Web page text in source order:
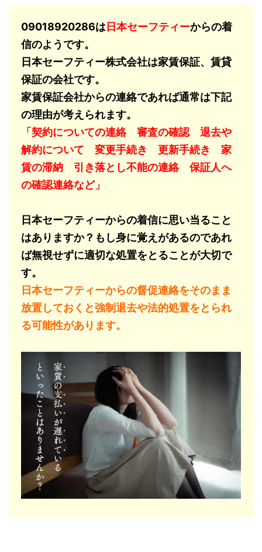
09018920286は日本セーフティーからの着
信のようです。
日本セーフティー株式会社は家賃保証、賃貸
保証の会社です。
家賃保証会社からの連絡であれば通常は下記
の理由が考えられます。
「契約についての連絡 審査の確認 退去や
解約について 変更手続き 更新手続き 家
賃の滞納 引き落とし不能の連絡 保証人へ
の確認連絡など」
日本セーフティーからの着信に思い当ること
はありますか？もし身に覚えがあるのであれ
ば無視せずに適切な処置をとることが大切で
す。
日本セーフティーからの督促連絡をそのまま
放置しておくと強制退去や法的処置をとられ
る可能性があります。